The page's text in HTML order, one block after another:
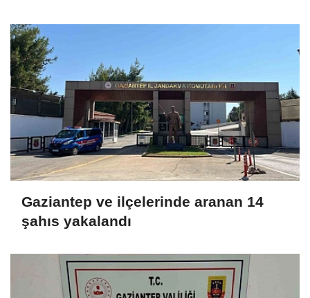
Gaziantep ve ilçelerinde aranan 14
şahıs yakalandı